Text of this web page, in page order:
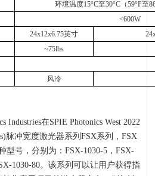
环境温度15°C至30°C（59°F至
<600W
24x12x6.75英寸
~75lbs
风冷
Industries在SPIE Photonics West 2022
脉冲宽度激光器系列FSX系列，FSX
型号，分别为：FSX-1030-5，FSX-
1030-80。该系列可以让用户获得指